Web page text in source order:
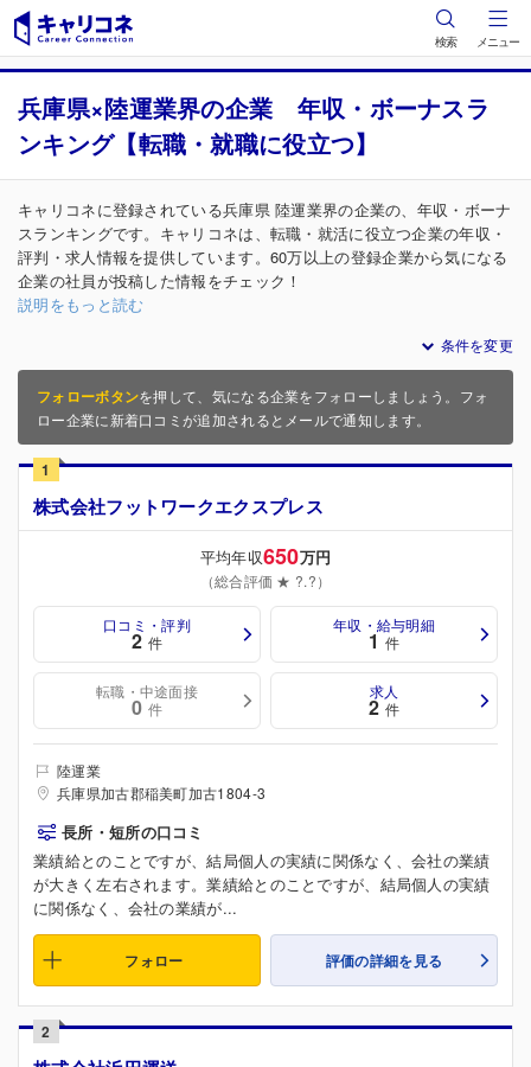
検索 メニュー
兵庫県×陸運業界の企業 年収・ボーナスラ
ンキング【転職・就職に役立つ】
キャリコネに登録されている兵庫県 陸運業界の企業の、年収・ボーナ
スランキングです。キャリコネは、転職・就活に役立つ企業の年収・
評判・求人情報を提供しています。60万以上の登録企業から気になる
企業の社員が投稿した情報をチェック！
説明をもっと読む
条件を変更
フォローボタンを押して、気になる企業をフォローしましょう。フォ
ロー企業に新着口コミが追加されるとメールで通知します。
1
株式会社フットワークエクスプレス
平均年収650万円
（総合評価 ★ ?.?）
口コミ・評判
2 件
年収・給与明細
1 件
転職・中途面接
0 件
求人
2 件
陸運業
兵庫県加古郡稲美町加古1804-3
長所・短所の口コミ
業績給とのことですが、結局個人の実績に関係なく、会社の業績
が大きく左右されます。業績給とのことですが、結局個人の実績
に関係なく、会社の業績が...
フォロー 評価の詳細を見る
2